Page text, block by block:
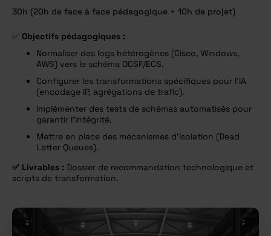
30h (20h de face à face pédagogique + 10h de projet)
✅ Objectifs pédagogiques :
Normaliser des logs hétérogènes (Cisco, Windows,
AWS) vers le schéma OCSF/ECS.
Configurer les transformations spécifiques pour l’IA
(encodage IP, agrégations de trafic).
Implémenter des tests de schémas automatisés pour
garantir l’intégrité.
Mettre en place des mécanismes d’isolation (Dead
Letter Queues).
✅ Livrables : Dossier de recommandation technologique et
scripts de transformation.